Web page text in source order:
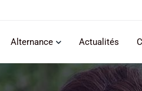
Alternance Actualités